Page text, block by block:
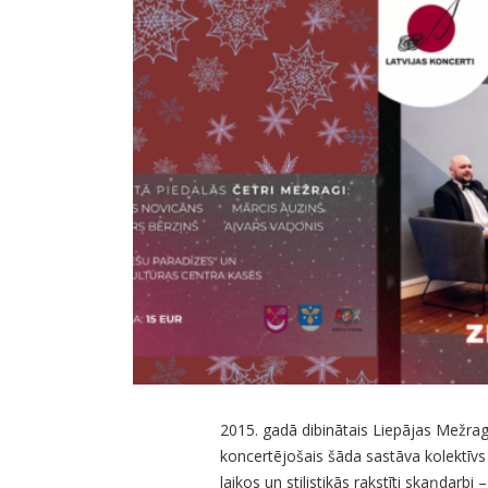
2015. gadā dibinātais Liepājas
koncertējošais šāda sastāva
laikos un stilistikās rakstīti skaņdarbi